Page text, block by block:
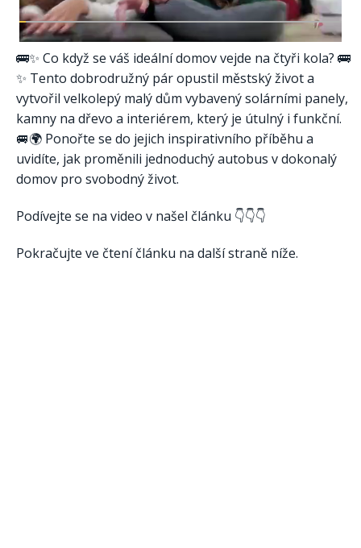
🚌✨ Co když se váš ideální domov vejde na čtyři kola? 🚌
✨ Tento dobrodružný pár opustil městský život a
vytvořil velkolepý malý dům vybavený solárními panely,
kamny na dřevo a interiérem, který je útulný i funkční.
🚐🌍 Ponořte se do jejich inspirativního příběhu a
uvidíte, jak proměnili jednoduchý autobus v dokonalý
domov pro svobodný život.
Podívejte se na video v našel článku 👇👇👇
Pokračujte ve čtení článku na další straně níže.